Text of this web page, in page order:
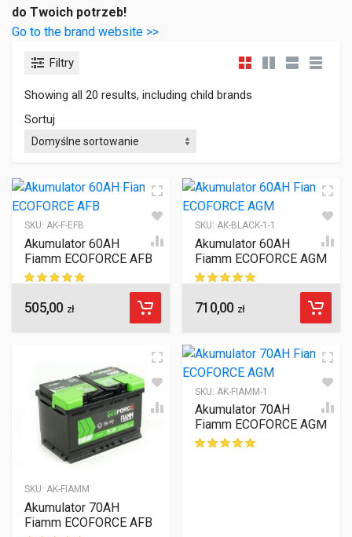
do Twoich potrzeb!
Go to the brand website >>
Filtry
Showing all 20 results, including child brands
Sortuj
SKU: AK-F-EFB
Akumulator 60AH
Fiamm ECOFORCE AFB
ocen klientów
505,00 zł
SKU: AK-BLACK-1-1
Akumulator 60AH
Fiamm ECOFORCE AGM
ocen klientów
710,00 zł
SKU: AK-FIAMM
Akumulator 70AH
Fiamm ECOFORCE AFB
SKU: AK-FIAMM-1
Akumulator 70AH
Fiamm ECOFORCE AGM